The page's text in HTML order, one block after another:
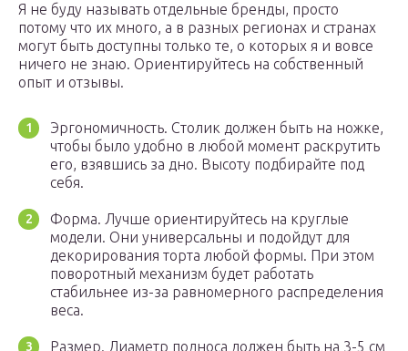
Я не буду называть отдельные бренды, просто
потому что их много, а в разных регионах и странах
могут быть доступны только те, о которых я и вовсе
ничего не знаю. Ориентируйтесь на собственный
опыт и отзывы.
Эргономичность. Столик должен быть на ножке,
чтобы было удобно в любой момент раскрутить
его, взявшись за дно. Высоту подбирайте под
себя.
Форма. Лучше ориентируйтесь на круглые
модели. Они универсальны и подойдут для
декорирования торта любой формы. При этом
поворотный механизм будет работать
стабильнее из-за равномерного распределения
веса.
Размер. Диаметр подноса должен быть на 3-5 см